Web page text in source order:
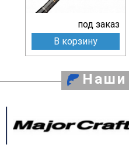
под заказ
В корзину
Наши